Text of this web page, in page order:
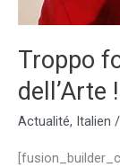
Troppo
dell’Arte !
Actualité, Italien /